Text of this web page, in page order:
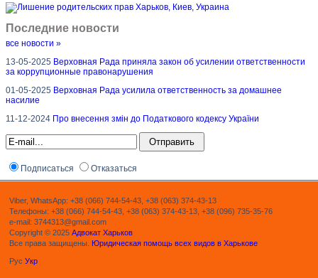
Последние новости
все новости »
13-05-2025 Верховная Рада приняла закон об усилении ответственности
за коррупционные правонарушения
01-05-2025 Верховная Рада усилила ответственность за домашнее
насилие
11-12-2024 Про внесення змін до Податкового кодексу України
Подписаться Отказаться
Viber, WhatsApp: +38 (066) 744-54-43, +38 (063) 374-43-13
Телефоны: +38 (066) 744-54-43, +38 (063) 374-43-13, +38 (096) 735-35-76
e-mail: 3744313@gmail.com
Copyright © 2025 Адвокат Харьков
Все права защищены. Юридическая помощь всех видов в Харькове
Рус Укр